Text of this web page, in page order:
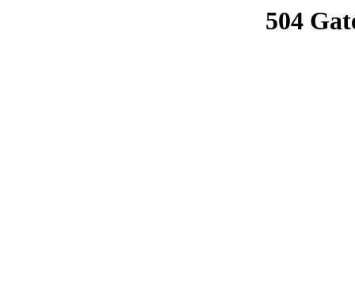
504